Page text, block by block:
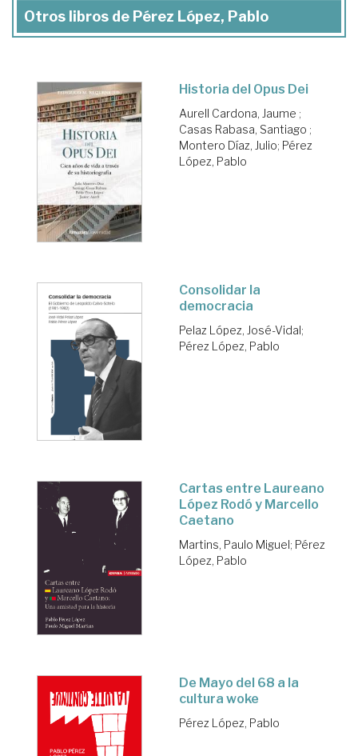
Otros libros de Pérez López, Pablo
Historia del Opus Dei
Aurell Cardona, Jaume ;
Casas Rabasa, Santiago ;
Montero Díaz, Julio; Pérez
López, Pablo
Consolidar la
democracia
Pelaz López, José-Vidal;
Pérez López, Pablo
Cartas entre Laureano
López Rodó y Marcello
Caetano
Martins, Paulo Miguel; Pérez
López, Pablo
De Mayo del 68 a la
cultura woke
Pérez López, Pablo